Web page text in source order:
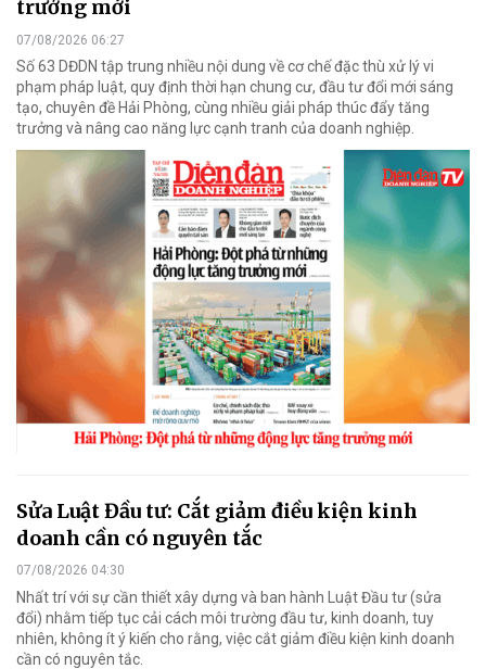
trưởng mới
07/08/2026 06:27
Số 63 DĐDN tập trung nhiều nội dung về cơ chế đặc thù xử lý vi
phạm pháp luật, quy định thời hạn chung cư, đầu tư đổi mới sáng
tạo, chuyên đề Hải Phòng, cùng nhiều giải pháp thúc đẩy tăng
trưởng và nâng cao năng lực cạnh tranh của doanh nghiệp.
Sửa Luật Đầu tư: Cắt giảm điều kiện kinh
doanh cần có nguyên tắc
07/08/2026 04:30
Nhất trí với sự cần thiết xây dựng và ban hành Luật Đầu tư (sửa
đổi) nhằm tiếp tục cải cách môi trường đầu tư, kinh doanh, tuy
nhiên, không ít ý kiến cho rằng, việc cắt giảm điều kiện kinh doanh
cần có nguyên tắc.